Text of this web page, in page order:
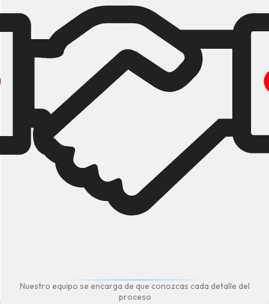
Nuestro equipo se encarga de que conozcas cada detalle del
proceso